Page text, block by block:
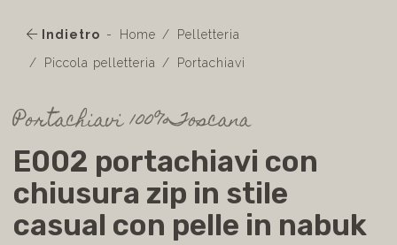
Indietro Home
Pelletteria
Piccola pelletteria
Portachiavi
Portachiavi 100%Toscana
E002 portachiavi con
chiusura zip in stile
casual con pelle in nabuk